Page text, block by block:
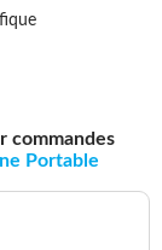
commandes
Portable